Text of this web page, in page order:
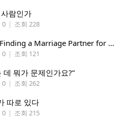
람인가
0 | 조회 228
“What Is the Problem in Finding a Marriage Partner for My Son?”
0 | 조회 121
뭐가 문제인가요?”
0 | 조회 262
따로 있다
0 | 조회 215